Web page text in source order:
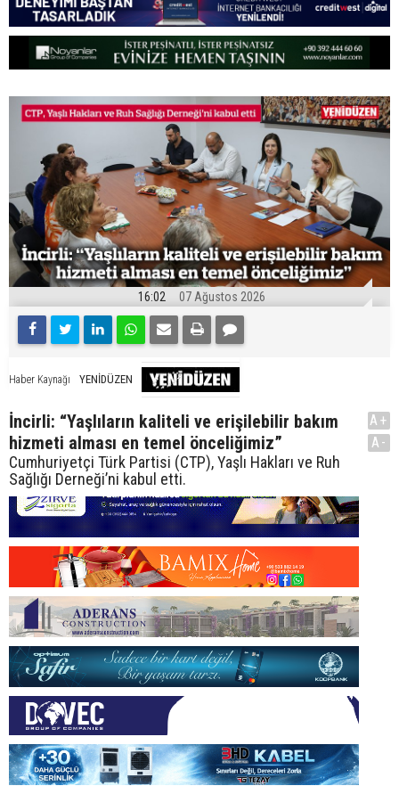
16:02 07 Ağustos 2026
Haber Kaynağı YENİDÜZEN
İncirli: “Yaşlıların kaliteli ve erişilebilir bakım
hizmeti alması en temel önceliğimiz”
Cumhuriyetçi Türk Partisi (CTP), Yaşlı Hakları ve Ruh
Sağlığı Derneği’ni kabul etti.
A+
A-